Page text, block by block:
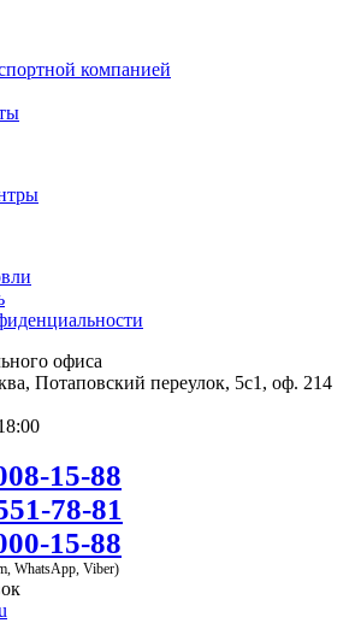
компанией
офиса
Потаповский переулок, 5с1, оф. 214
15-88
78-81
15-88
WhatsApp, Viber)